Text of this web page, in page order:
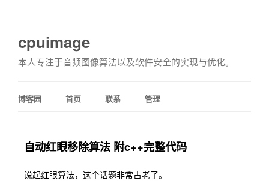
cpuimage
本人专注于音频图像算法以及软件安全的实现与优化。
博客园 首页 联系 管理
自动红眼移除算法 附c++完整代码
说起红眼算法，这个话题非常古老了。